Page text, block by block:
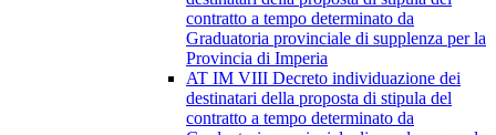
contratto a tempo determinato da
Graduatoria provinciale di supplenza per la
Provincia di Imperia
AT IM VIII Decreto individuazione dei
destinatari della proposta di stipula del
contratto a tempo determinato da